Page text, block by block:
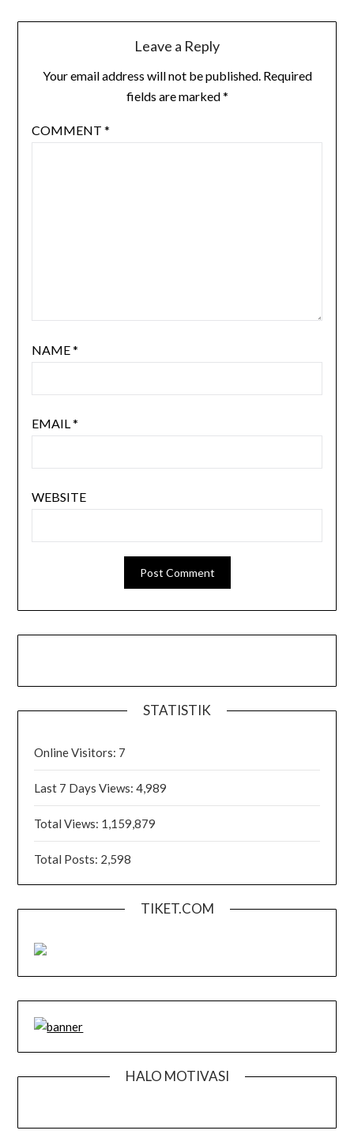
Leave a Reply
Your email address will not be published. Required
fields are marked*
COMMENT *
NAME*
EMAIL*
WEBSITE
STATISTIK
Online Visitors: 7
Last 7 Days Views:4,989
Total Views: 1,159,879
Total Posts: 2,598
TIKET.COM
HALO MOTIVASI